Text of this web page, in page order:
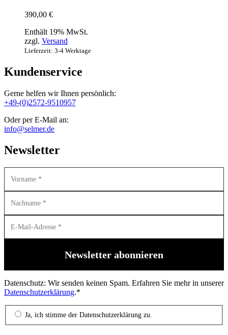
390,00 €
Enthält 19% MwSt.
zzgl. Versand
Lieferzeit: 3-4 Werktage
Kundenservice
Gerne helfen wir Ihnen persönlich:
+49-(0)2572-9510957
Oder per E-Mail an:
info@selmer.de
Newsletter
Datenschutz: Wir senden keinen Spam. Erfahren Sie mehr in unserer
Datenschutzerklärung.*
Ja, ich stimme der Datenschutzerklärung zu.